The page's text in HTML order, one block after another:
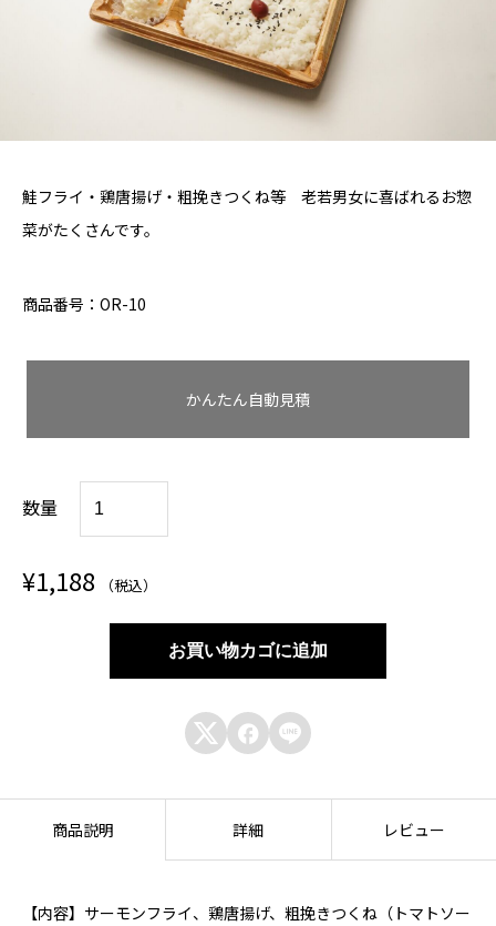
鮭フライ・鶏唐揚げ・粗挽きつくね等 老若男女に喜ばれるお惣
菜がたくさんです。
商品番号：OR-10
かんたん自動見積
数量
す
ば
る
¥1,188 （税込）
お買い物カゴに追加
  
商品説明 詳細 レビュー
【内容】サーモンフライ、鶏唐揚げ、粗挽きつくね（トマトソー